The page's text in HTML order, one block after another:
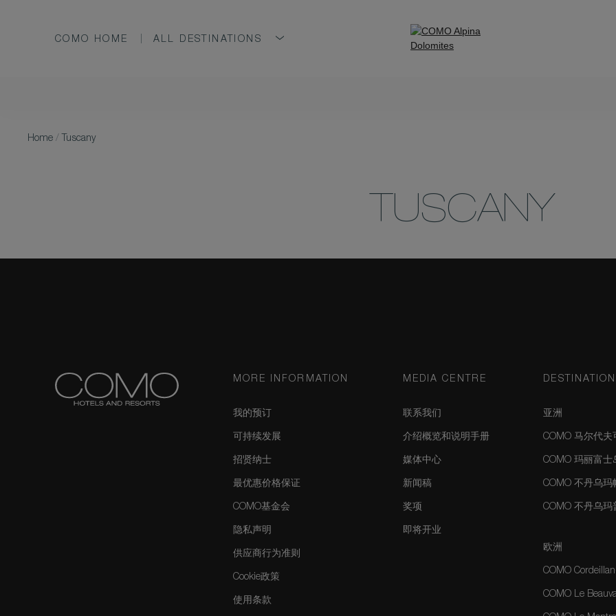
COMO HOME ALL DESTINATIONS
Home / Tuscany
TUSCANY
MORE INFORMATION
我的预订
可持续发展
招贤纳士
最优惠价格保证
COMO基金会
隐私声明
供应商行为准则
Cookie政策
使用条款
MEDIA CENTRE
联系我们
介绍概览和说明手册
媒体中心
新闻稿
奖项
即将开业
亚洲
COMO 马尔代
COMO 玛丽富士
COMO 不丹乌玛
COMO 不丹乌玛
欧洲
COMO
COMO Le